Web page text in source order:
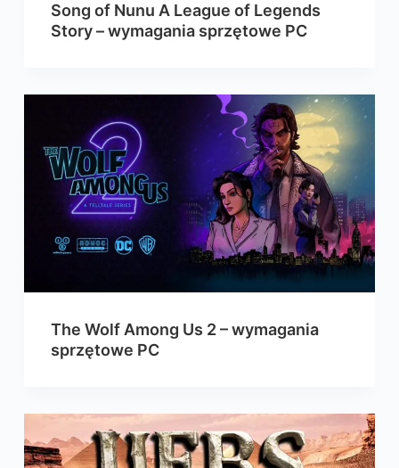
Song of Nunu A League of Legends
Story – wymagania sprzętowe PC
The Wolf Among Us 2 – wymagania
sprzętowe PC